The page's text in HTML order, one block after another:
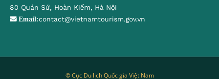
80 Quán Sứ, Hoàn Kiếm, Hà Nội
Email:contact@vietnamtourism.gov.vn
© Cục Du lịch Quốc gia Việt Nam